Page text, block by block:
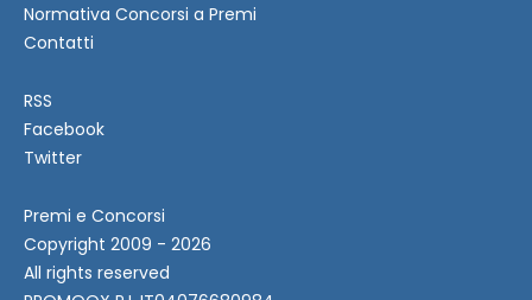
Normativa Concorsi a Premi
Contatti
RSS
Facebook
Twitter
Premi e Concorsi
Copyright 2009 - 2026
All rights reserved